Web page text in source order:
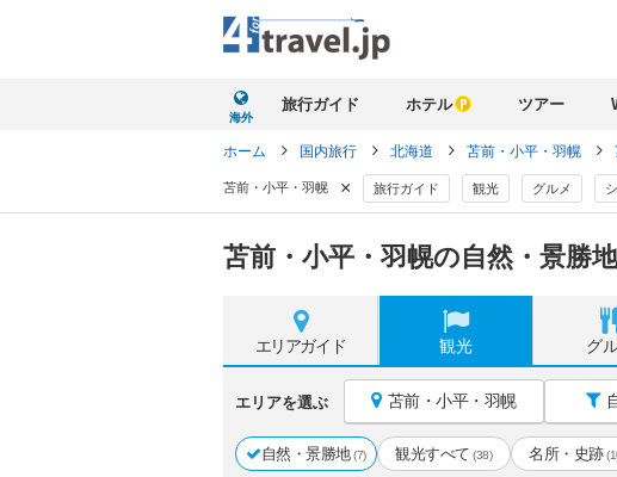
海外
旅行ガイド ホテル ツアー
ホーム 国内旅行 北海道 苫前・小平・羽幌
苫前・小平・羽幌 × 旅行ガイド 観光 グルメ
苫前・小平・羽幌の自然・景勝
エリアガイド 観光 グ
エリアを選ぶ 苫前・小平・羽幌
自然・景勝地 (7) 観光すべて (38) 名所・史跡